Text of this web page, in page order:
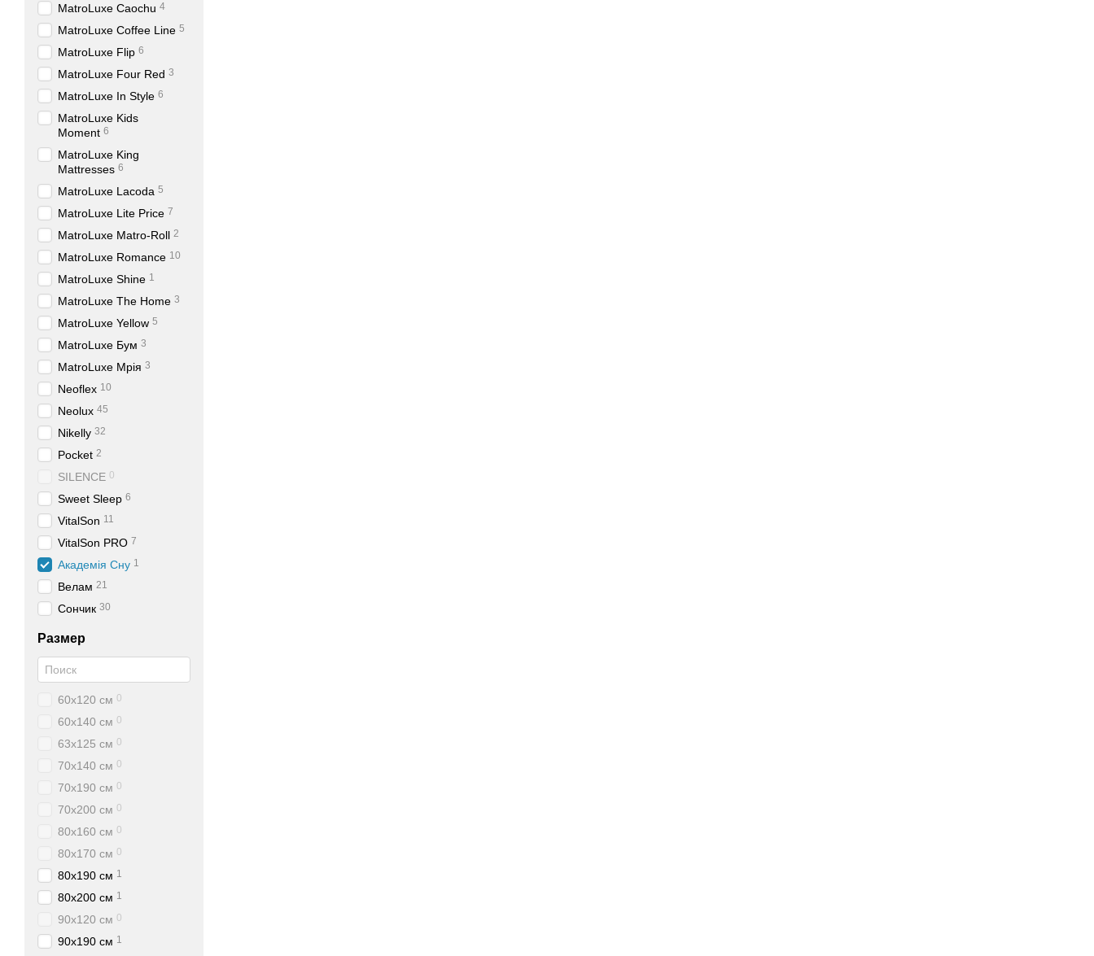
MatroLuxe Caochu 4
MatroLuxe Coffee Line 5
MatroLuxe Flip 6
MatroLuxe Four Red 3
MatroLuxe In Style 6
MatroLuxe Kids
Moment 6
MatroLuxe King
Mattresses 6
MatroLuxe Lacoda 5
MatroLuxe Lite Price 7
MatroLuxe Matro-Roll 2
MatroLuxe Romance 10
MatroLuxe Shine 1
MatroLuxe The Home 3
MatroLuxe Yellow 5
MatroLuxe Бум 3
MatroLuxe Мрія 3
Neoflex 10
Neolux 45
Nikelly 32
Pocket 2
SILENCE 0
Sweet Sleep 6
VitalSon 11
VitalSon PRO 7
Академія Сну 1
Велам 21
Сончик 30
Размер
60х120 см 0
60х140 см 0
63х125 см 0
70х140 см 0
70х190 см 0
70х200 см 0
80х160 см 0
80х170 см 0
80х190 см 1
80х200 см 1
90х120 см 0
90х190 см 1